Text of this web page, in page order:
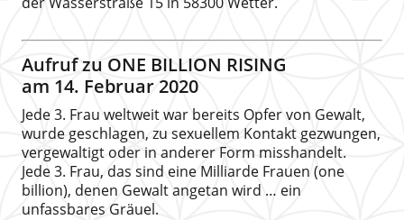
Aufruf zu ONE BILLION RISING
am 14. Februar 2020
Jede 3. Frau weltweit war bereits Opfer von Gewalt,
wurde geschlagen, zu sexuellem Kontakt gezwungen,
vergewaltigt oder in anderer Form misshandelt.
Jede 3. Frau, das sind eine Milliarde Frauen (one
billion), denen Gewalt angetan wird … ein
unfassbares Gräuel.